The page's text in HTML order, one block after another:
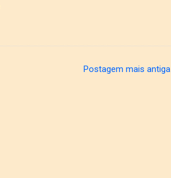
Postagem mais antiga